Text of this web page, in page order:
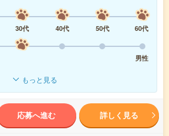
30代 40代 50代
60代
男性
もっと見る
応募へ進む 詳しく見る